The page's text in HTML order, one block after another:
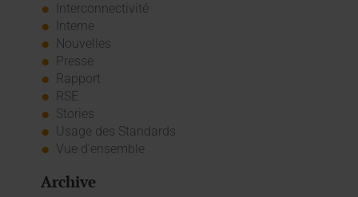
Interconnectivité
Interne
Nouvelles
Presse
Rapport
RSE
Stories
Usage des Standards
Vue d'ensemble
Archive